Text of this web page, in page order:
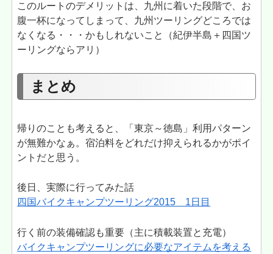
このルートのデメリットは、九州に着いた段階で、お
腹一杯になってしまって、九州ツーリングどころでは
なくなる・・・かもしれないこと（紀伊半島＋四国ツ
ーリングならアリ）
まとめ
帰りのことも考えると、「東京～徳島」利用パターン
が無難かなぁ。宿泊料をどれだけ抑えられるかがポイ
ントだと思う。
後日、実際に行ってみた話
四国バイクキャンプツーリング2015 1日目
行く前の装備確認も重要（主に積載装置と充電）
バイクキャンプツーリングに必要なアイテムを考える